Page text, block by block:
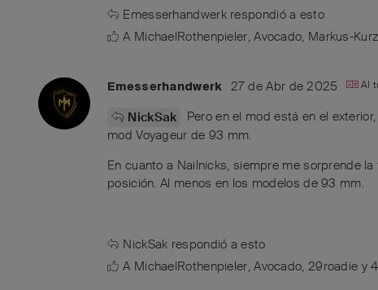
Emesserhandwerkrespondió a esto
A MichaelRothenpieler,Avocado, Markus-Kurz
Emesserhandwerk 27 de Abr de 2025 AI
NickSak
Pero en el mod está en el
mod Voyageur de 93 mm.
En cuanto a Nailnicks, siempre me sorprende
posición. Al menos en los modelos de 93 mm.
NickSak respondió a esto
A MichaelRothenpieler,Avocado, 29roadie y4